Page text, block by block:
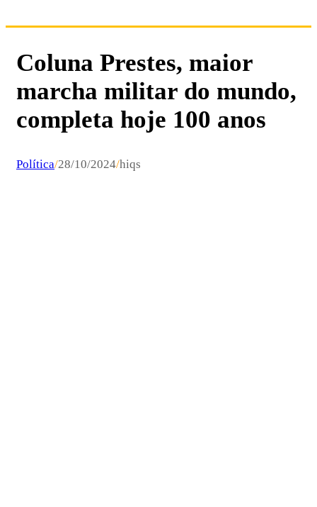
Coluna Prestes, maior
marcha militar do mundo,
completa hoje 100 anos
Política/28/10/2024/hiqs